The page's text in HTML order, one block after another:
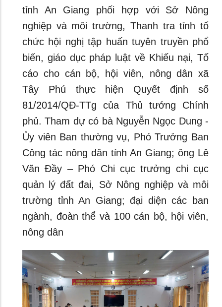
tỉnh An Giang phối hợp với Sở Nông
nghiệp và môi trường, Thanh tra tỉnh tổ
chức hội nghị tập huấn tuyên truyền phổ
biến, giáo dục pháp luật về Khiếu nại, Tố
cáo cho cán bộ, hội viên, nông dân xã
Tây Phú thực hiện Quyết định số
81/2014/QĐ-TTg của Thủ tướng Chính
phủ. Tham dự có bà Nguyễn Ngọc Dung -
Ủy viên Ban thường vụ, Phó Trưởng Ban
Công tác nông dân tỉnh An Giang; ông Lê
Văn Đầy – Phó Chi cục trưởng chi cục
quản lý đất đai, Sở Nông nghiệp và môi
trường tỉnh An Giang; đại diện các ban
ngành, đoàn thể và 100 cán bộ, hội viên,
nông dân